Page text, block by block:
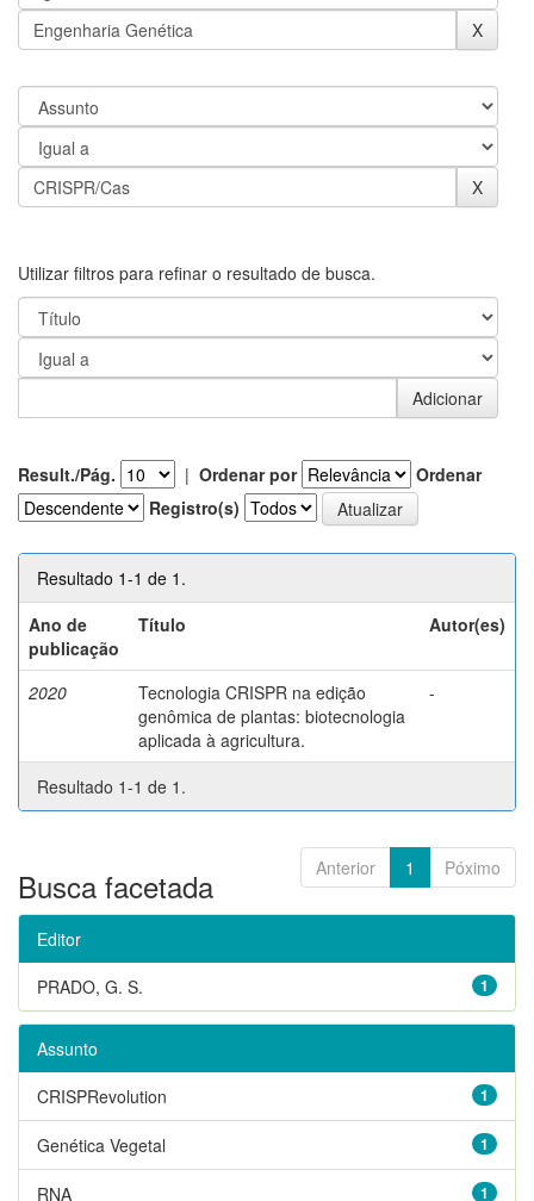
Utilizar filtros para refinar o resultado de busca.
Result./Pág. | Ordenar por
Ordenar
Registro(s)
Resultado 1-1 de 1.
Ano de
publicação
Título Autor(es)
2020
Tecnologia CRISPR na edição
genômica de plantas: biotecnologia
aplicada à agricultura.
-
Resultado 1-1 de 1.
Anterior 1 Póximo
Busca facetada
Editor
1
PRADO, G. S.
Assunto
1
CRISPRevolution
1
Genética Vegetal
1
RNA